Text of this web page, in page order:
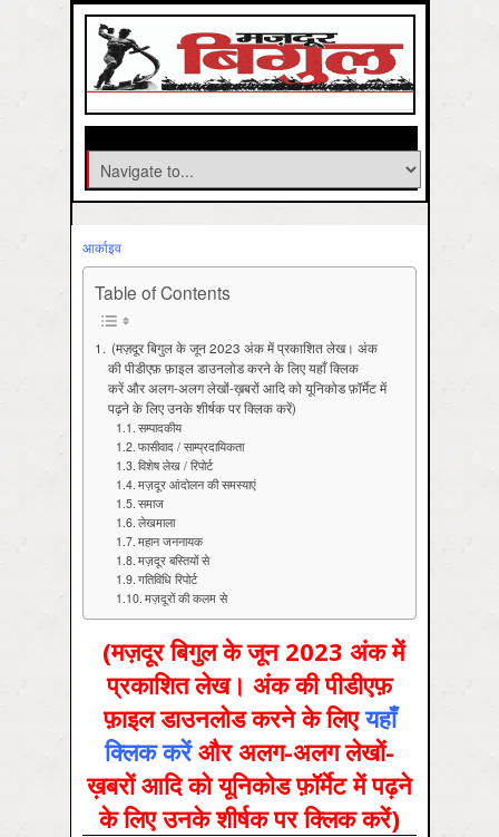
आर्काइव
Table of Contents
(मज़दूर बिगुल के जून 2023 अंक में प्रकाशित लेख। अंक
की पीडीएफ़ फ़ाइल डाउनलोड करने के लिए यहाँ क्लिक
करें और अलग-अलग लेखों-ख़बरों आदि को यूनिकोड फ़ॉर्मेट में
पढ़ने के लिए उनके शीर्षक पर क्लिक करें)
सम्पादकीय
फासीवाद / साम्‍प्रदायिकता
विशेष लेख / रिपोर्ट
मज़दूर आंदोलन की समस्याएं
समाज
लेखमाला
महान जननायक
मज़दूर बस्तियों से
गतिविधि रिपोर्ट
मज़दूरों की कलम से
(मज़दूर बिगुल के जून 2023 अंक में
प्रकाशित लेख। अंक की पीडीएफ़
फ़ाइल डाउनलोड करने के लिएयहाँ
क्लिक करेंऔर अलग-अलग लेखों-
ख़बरों आदि को यूनिकोड फ़ॉर्मेट में पढ़ने
के लिए उनके शीर्षक पर क्लिक करें)